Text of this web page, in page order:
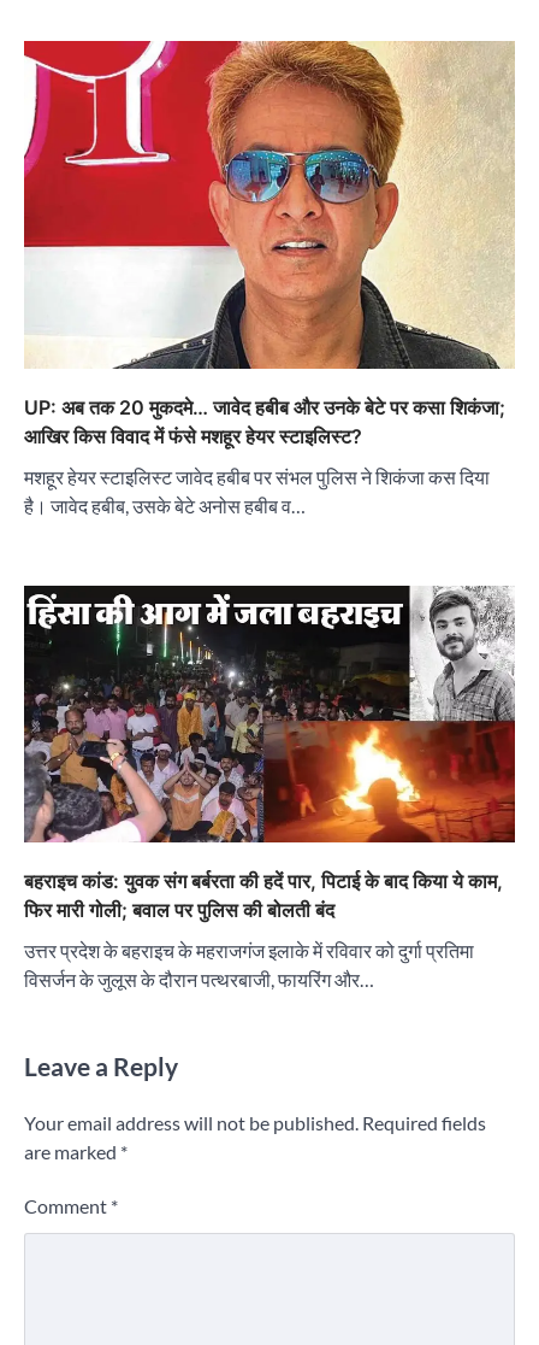
UP: अब तक 20 मुकदमे… जावेद हबीब और उनके बेटे पर कसा शिकंजा;
आखिर किस विवाद में फंसे मशहूर हेयर स्टाइलिस्ट?
मशहूर हेयर स्टाइलिस्ट जावेद हबीब पर संभल पुलिस ने शिकंजा कस दिया
है। जावेद हबीब, उसके बेटे अनोस हबीब व…
बहराइच कांड: युवक संग बर्बरता की हदें पार, पिटाई के बाद किया ये काम,
फिर मारी गोली; बवाल पर पुलिस की बोलती बंद
उत्तर प्रदेश के बहराइच के महराजगंज इलाके में रविवार को दुर्गा प्रतिमा
विसर्जन के जुलूस के दौरान पत्थरबाजी, फायरिंग और…
Leave a Reply
Your email address will not be published. Required fields
are marked *
Comment *